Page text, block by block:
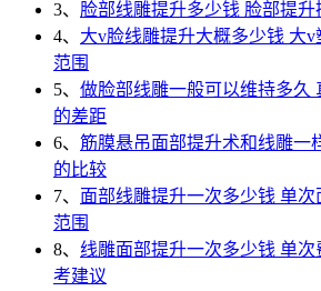
3、 脸部线雕提升多少钱 脸部提
4、 大v脸线雕提升大概多少钱 大
范围
5、 做脸部线雕一般可以维持多久
的差距
6、 筋膜悬吊面部提升术和线雕一
的比较
7、 面部线雕提升一次多少钱 单次
范围
8、 线雕面部提升一次多少钱 单
考建议